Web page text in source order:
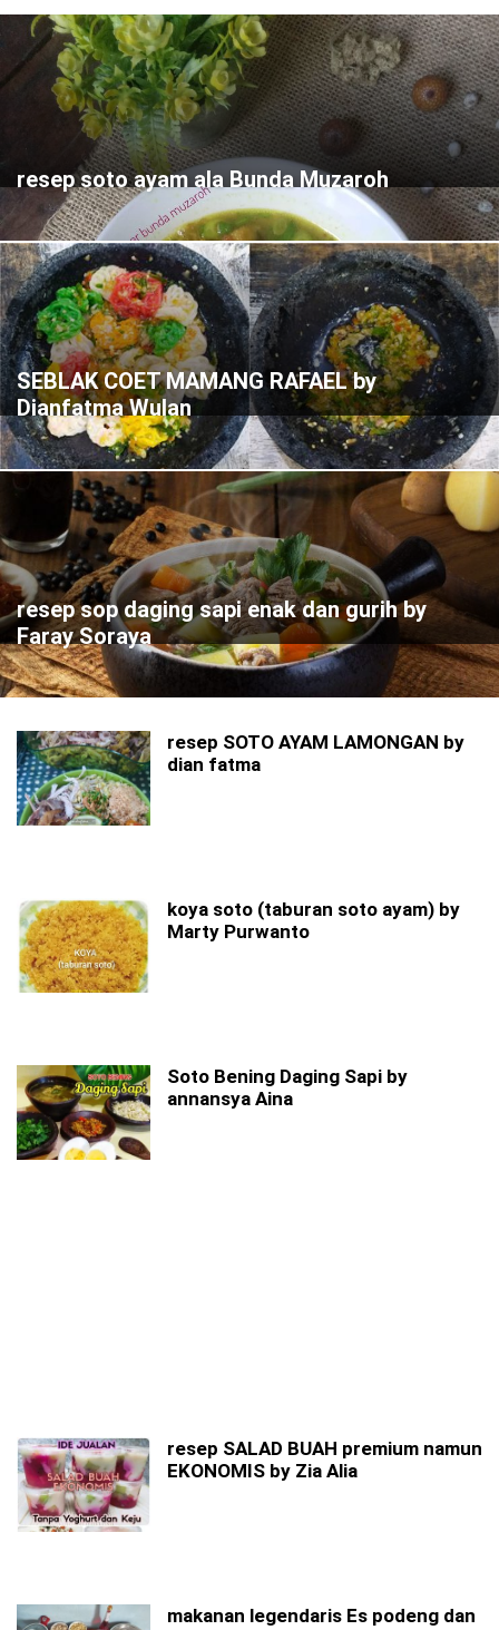
resep soto ayam ala Bunda Muzaroh
SEBLAK COET MAMANG RAFAEL by
Dianfatma Wulan
resep sop daging sapi enak dan gurih by
Faray Soraya
resep SOTO AYAM LAMONGAN by
dian fatma
koya soto (taburan soto ayam) by
Marty Purwanto
Soto Bening Daging Sapi by
annansya Aina
resep SALAD BUAH premium namun
EKONOMIS by Zia Alia
makanan legendaris Es podeng dan